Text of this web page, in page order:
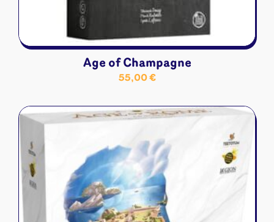
Age of Champagne
55,00€